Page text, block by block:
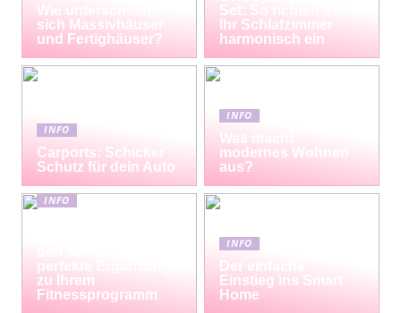
Wie unterscheiden
sich Massivhäuser
und Fertighäuser?
Set: So richten Sie
Ihr Schlafzimmer
harmonisch ein
INFO
Carports: Schicker
Schutz für dein Auto
INFO
Was macht
modernes Wohnen
aus?
INFO
perfekte Ergänzung
zu Ihrem
Fitnessprogramm
INFO
Der einfache
Einstieg ins Smart
Home